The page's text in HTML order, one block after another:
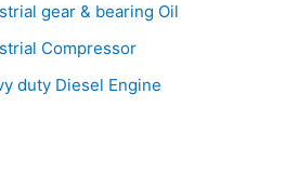
gear & bearing Oil
Compressor
duty Diesel Engine